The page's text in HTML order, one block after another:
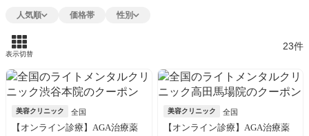
人気順 価格帯 性別
表示切替
23件
美容クリニック 全国
【オンライン診療】AGA治療薬
美容クリニック 全国
【オンライン診療】AGA治療薬